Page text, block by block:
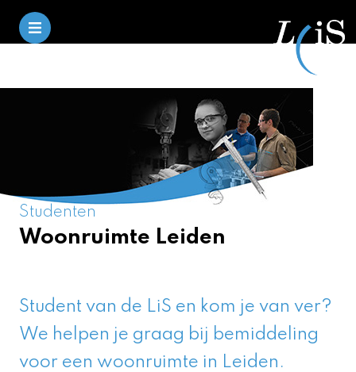
Studenten
Woonruimte Leiden
Student van de LiS en kom je van ver?
We helpen je graag bij bemiddeling
voor een woonruimte in Leiden.